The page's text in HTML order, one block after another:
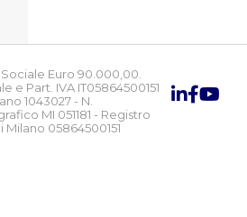
Euro 90.000,00.
e Part. IVA IT05864500151
1043027 - N.
MI 051181 - Registro
05864500151